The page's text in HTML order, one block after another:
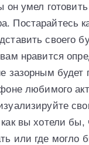
он умел
Постарайтесь
своего
нравится
зазорным будет
любимого
вы хотели
или где могло